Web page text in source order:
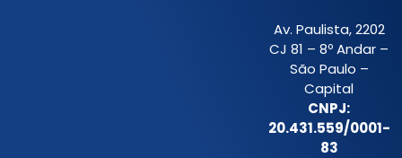
Av. Paulista, 2202
CJ 81 – 8º Andar –
São Paulo –
Capital
CNPJ:
20.431.559/0001-
83